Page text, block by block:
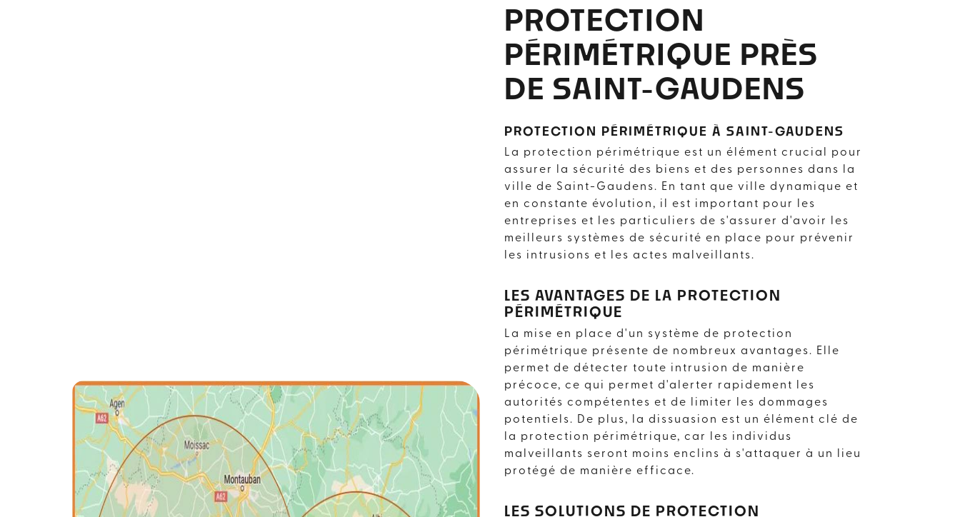
PROTECTION
PÉRIMÉTRIQUE PRÈS
DE SAINT-GAUDENS
PROTECTION PÉRIMÉTRIQUE À SAINT-GAUDENS
La protection périmétrique est un élément crucial pour
assurer la sécurité des biens et des personnes dans la
ville de Saint-Gaudens. En tant que ville dynamique et
en constante évolution, il est important pour les
entreprises et les particuliers de s'assurer d'avoir les
meilleurs systèmes de sécurité en place pour prévenir
les intrusions et les actes malveillants.
LES AVANTAGES DE LA PROTECTION
PÉRIMÉTRIQUE
La mise en place d'un système de protection
périmétrique présente de nombreux avantages. Elle
permet de détecter toute intrusion de manière
précoce, ce qui permet d'alerter rapidement les
autorités compétentes et de limiter les dommages
potentiels. De plus, la dissuasion est un élément clé de
la protection périmétrique, car les individus
malveillants seront moins enclins à s'attaquer à un lieu
protégé de manière efficace.
LES SOLUTIONS DE PROTECTION